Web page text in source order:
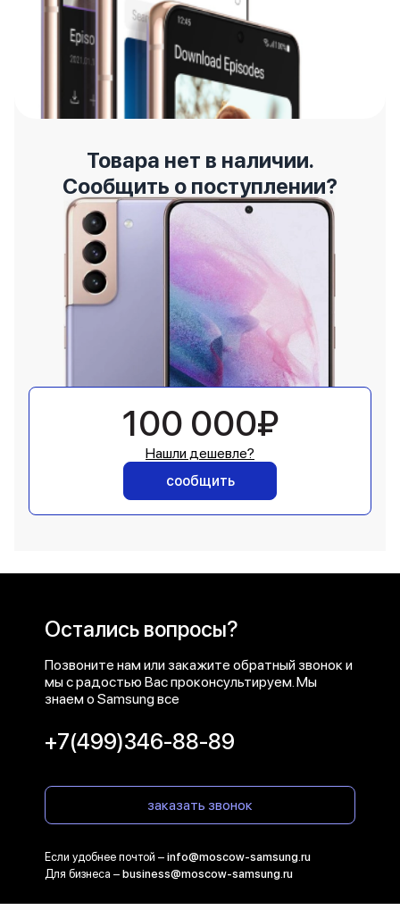
Товара нет в наличии.
Сообщить о поступлении?
100 000₽
Нашли дешевле?
сообщить
Остались вопросы?
Позвоните нам или закажите обратный звонок и
мы с радостью Вас проконсультируем. Мы
знаем о Samsung все
+7(499)346-88-89
заказать звонок
Если удобнее почтой – info@moscow-samsung.ru
Для бизнеса – business@moscow-samsung.ru